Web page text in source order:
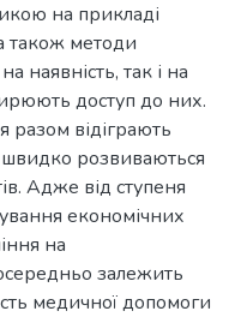
на прикладі
також методи
наявність, так і на
доступ до них.
разом відіграють
розвиваються
Адже від ступеня
економічних
на
залежить
медичної допомоги